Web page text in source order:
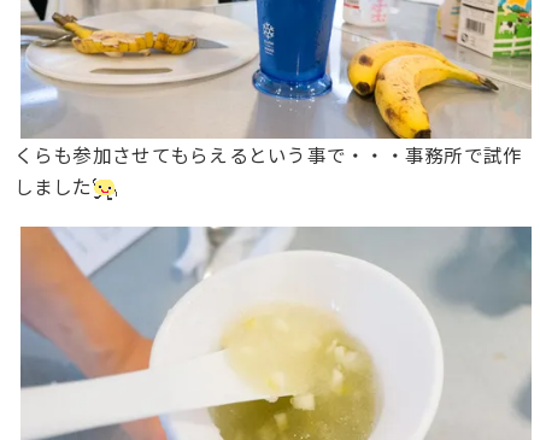
くらも参加させてもらえるという事で・・・事務所で試作
しました